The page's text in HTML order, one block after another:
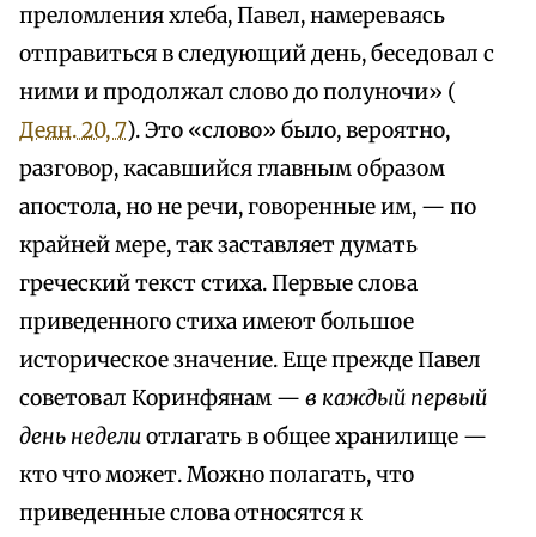
преломления хлеба, Павел, намереваясь
отправиться в следующий день, беседовал с
ними и продолжал слово до полуночи» (
Деян. 20, 7). Это «слово» было, вероятно,
разговор, касавшийся главным образом
апостола, но не речи, говоренные им, — по
крайней мере, так заставляет думать
греческий текст стиха. Первые слова
приведенного стиха имеют большое
историческое значение. Еще прежде Павел
советовал Коринфянам — в каждый первый
день неделиотлагать в общее хранилище —
кто что может. Можно полагать, что
приведенные слова относятся к